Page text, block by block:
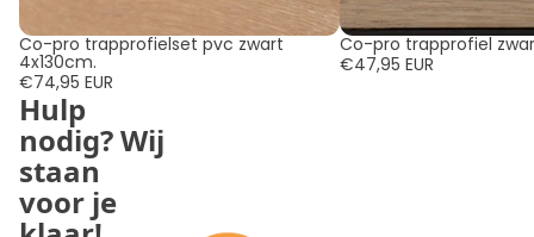
Co-pro trapprofielset pvc zwart
4x130cm.
€74,95 EUR
Co-pro trapprofiel
€47,95 EUR
Hulp
nodig? Wij
staan
voor je